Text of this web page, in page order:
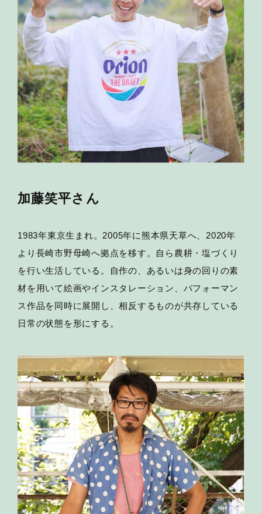
加藤笑平さん
1983年東京生まれ。2005年に熊本県天草へ、2020年
より長崎市野母崎へ拠点を移す。自ら農耕・塩づくり
を行い生活している。自作の、あるいは身の回りの素
材を用いて絵画やインスタレーション、パフォーマン
ス作品を同時に展開し、相反するものが共存している
日常の状態を形にする。